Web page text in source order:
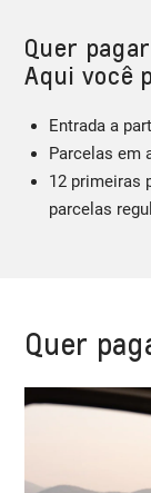
Quer
Aqui você
Entrada a
Parcelas em
12 primeiras
parcelas
Quer